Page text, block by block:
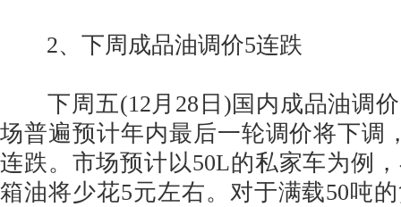
2、下周成品油调价5连跌
下周五(12月28日)国内成品油调价
场普遍预计年内最后一轮调价将下调
连跌。市场预计以50L的私家车为例
箱油将少花5元左右。对于满载50吨